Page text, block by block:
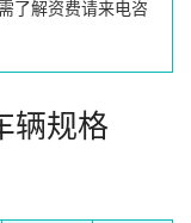
了解资费请来电咨
辆规格